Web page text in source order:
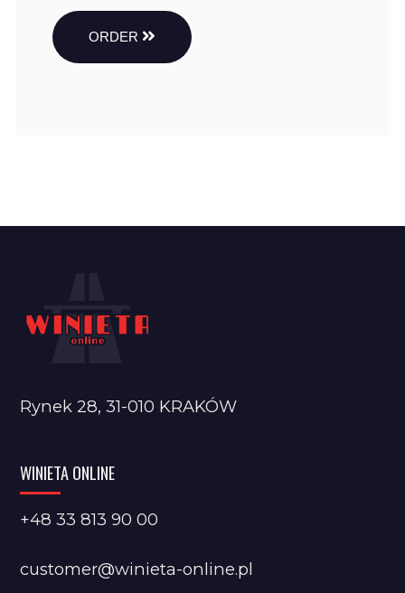
ORDER
Rynek 28, 31-010 KRAKÓW
WINIETA ONLINE
+48 33 813 90 00
customer@winieta-online.pl